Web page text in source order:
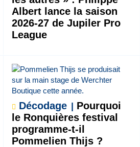
Albert lance la saison
2026-27 de Jupiler Pro
League
Décodage
Pourquoi
le Ronquières festival
programme-t-il
Pommelien Thijs ?